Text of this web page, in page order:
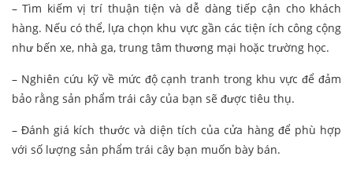
– Tìm kiếm vị trí thuận tiện và dễ dàng tiếp cận cho khách
hàng. Nếu có thể, lựa chọn khu vực gần các tiện ích công cộng
như bến xe, nhà ga, trung tâm thương mại hoặc trường học.
– Nghiên cứu kỹ về mức độ cạnh tranh trong khu vực để đảm
bảo rằng sản phẩm trái cây của bạn sẽ được tiêu thụ.
– Đánh giá kích thước và diện tích của cửa hàng để phù hợp
với số lượng sản phẩm trái cây bạn muốn bày bán.